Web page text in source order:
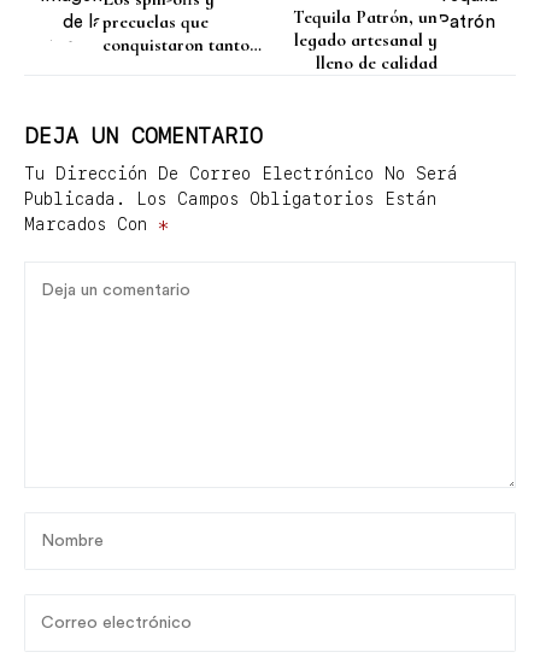
precuelas que
conquistaron tanto
Tequila Patrón, un
legado artesanal y
lleno de calidad
DEJA UN COMENTARIO
Tu Dirección De Correo Electrónico No Será
Publicada.
Los Campos Obligatorios Están
Marcados Con *